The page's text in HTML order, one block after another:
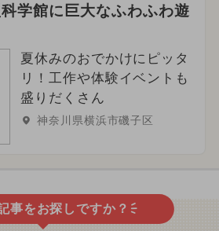
学館に巨大なふわふわ遊
夏休みのおでかけにピッタ
リ！工作や体験イベントも
盛りだくさん
神奈川県横浜市磯子区
事をお探しですか？